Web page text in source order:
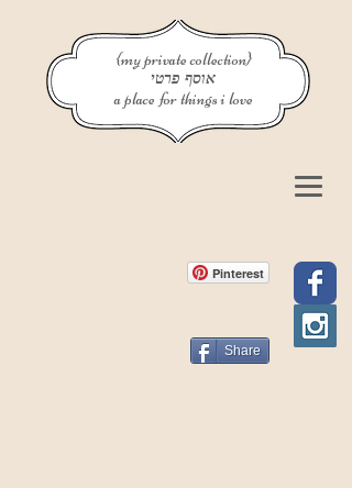
{my private collection}
אוסף פרטי
a place for things i love
Pinterest
Share